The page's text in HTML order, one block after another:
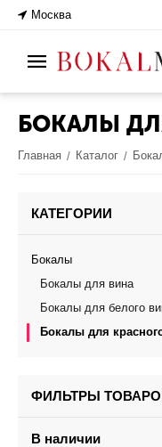
Москва
БОКАЛЫ
Главная / Каталог /
КАТЕГОРИИ
Бокалы
Бокалы для вина
Бокалы для белого
Бокалы для
ФИЛЬТРЫ
В наличии